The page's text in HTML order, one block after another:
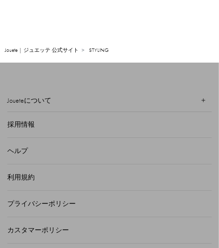
Jouete | ジュエッテ 公式サイト STYLING
Joueteについて
採用情報
ヘルプ
利用規約
プライバシーポリシー
カスタマーポリシー